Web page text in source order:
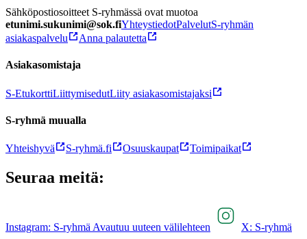
Sähköpostiosoitteet S-ryhmässä ovat muotoa
etunimi.sukunimi@sok.fiYhteystiedotPalvelutS-ryhmän
asiakaspalvelu
Anna palautetta
Asiakasomistaja
S-EtukorttiLiittymisedutLiity asiakasomistajaksi
S-ryhmä muualla
Yhteishyvä S-ryhmä.fi Osuuskaupat Toimipaikat
Seuraa meitä:
Instagram: S-ryhmä Avautuu uuteen välilehteen X: S-ryhmä